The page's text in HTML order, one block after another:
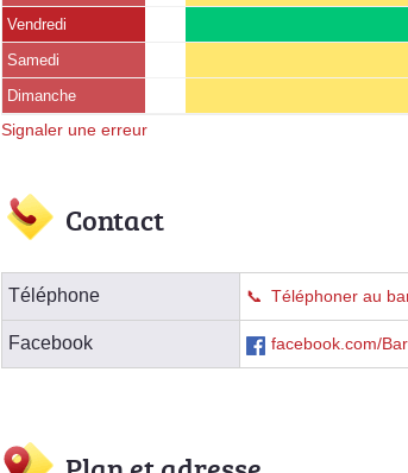
Vendredi
Samedi
Dimanche
Signaler une erreur
Contact
Téléphone Téléphoner au
Facebook facebook.com/